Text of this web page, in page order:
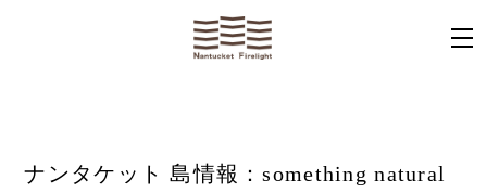
ナンタケット 島情報：something natural